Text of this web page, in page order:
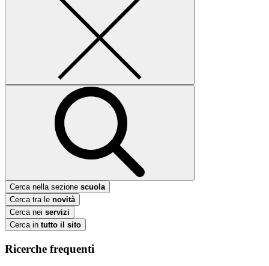
Cerca nella sezione scuola
Cerca tra le novità
Cerca nei servizi
Cerca in tutto il sito
Ricerche frequenti